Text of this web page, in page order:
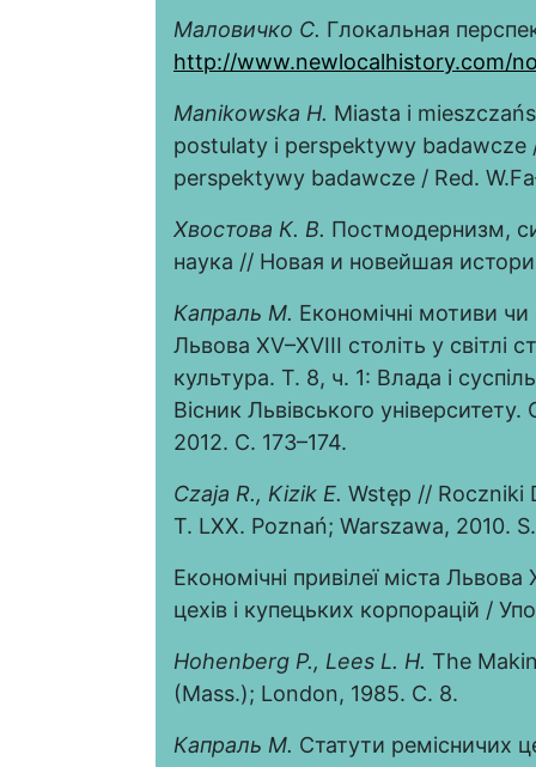
Маловичко С. Глокальная
http://www.newlocalhistory.com/
Manikowska H. Miasta i
postulaty i perspektywy
perspektywy badawcze / Red.
Хвостова К. В. Постмодернизм,
наука // Новая и новейшая
Капраль М. Економічні мотиви чи
Львова XV–XVIII століть у світлі
культура. Т. 8, ч. 1: Влада і
Вісник Львівського
2012. С. 173–174.
Czaja R., Kizik E. Wstęp // Roczniki
T. LXX. Poznań; Warszawa, 2010.
Економічні привілеї міста
цехів і купецьких корпорацій /
Hohenberg P., Lees L. H. The
(Mass.); London, 1985. C. 8.
Капраль М. Статути ремісничих